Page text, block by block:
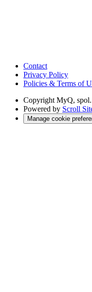
Contact
Privacy Policy
Policies & Terms of
Copyright MyQ, spol.
Powered by Scroll
Manage cookie